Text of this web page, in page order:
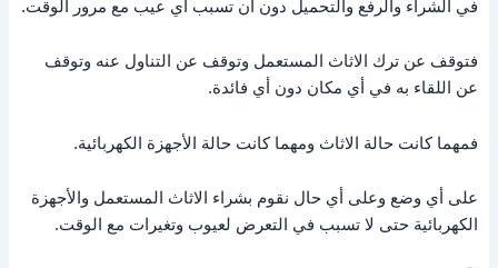
في الشراء والرفع والتحميل دون أن تسبب أي عيب مع مرور الوقت.
فتوقف عن ترك الاثاث المستعمل وتوقف عن التناول عنه وتوقف
عن اللقاء به في أي مكان دون أي فائدة.
فمهما كانت حالة الاثاث ومهما كانت حالة الأجهزة الكهربائية.
على أي وضع وعلى أي حال نقوم بشراء الاثاث المستعمل والأجهزة
الكهربائية حتى لا تسبب في التعرض لعيوب وتغيرات مع الوقت.